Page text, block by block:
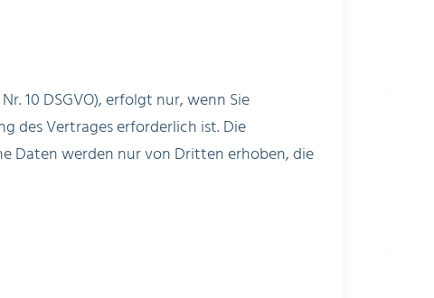
10 DSGVO), erfolgt nur, wenn Sie
des Vertrages erforderlich ist. Die
Daten werden nur von Dritten erhoben, die